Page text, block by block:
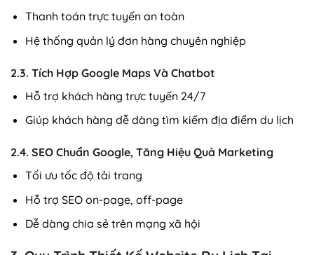
Thanh toán trực tuyến an toàn
Hệ thống quản lý đơn hàng chuyên nghiệp
2.3. Tích Hợp Google Maps Và Chatbot
Hỗ trợ khách hàng trực tuyến 24/7
Giúp khách hàng dễ dàng tìm kiếm địa điểm du lịch
2.4. SEO Chuẩn Google, Tăng Hiệu Quả Marketing
Tối ưu tốc độ tải trang
Hỗ trợ SEO on-page, off-page
Dễ dàng chia sẻ trên mạng xã hội